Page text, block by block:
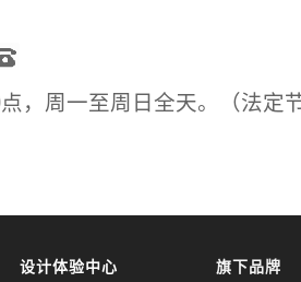
，周一至周日全天。（法定
设计体验中心 旗下品牌